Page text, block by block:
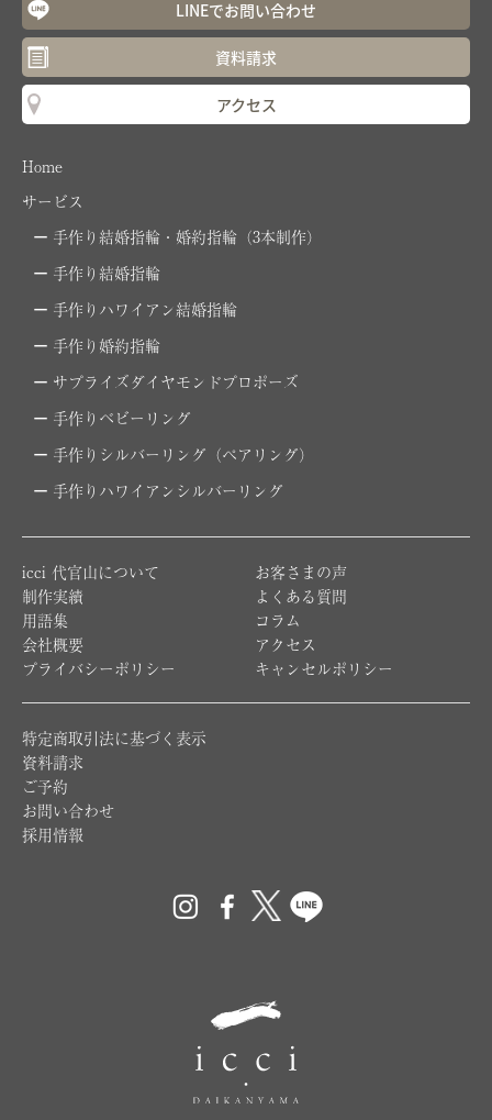
LINEでお問い合わせ
資料請求
アクセス
Home
サービス
手作り結婚指輪・婚約指輪（3本制作）
手作り結婚指輪
手作りハワイアン結婚指輪
手作り婚約指輪
サプライズダイヤモンドプロポーズ
手作りベビーリング
手作りシルバーリング（ペアリング）
手作りハワイアンシルバーリング
icci 代官山について
お客さまの声
制作実績
よくある質問
用語集
コラム
会社概要
アクセス
プライバシーポリシー
キャンセルポリシー
特定商取引法に基づく表示
資料請求
ご予約
お問い合わせ
採用情報